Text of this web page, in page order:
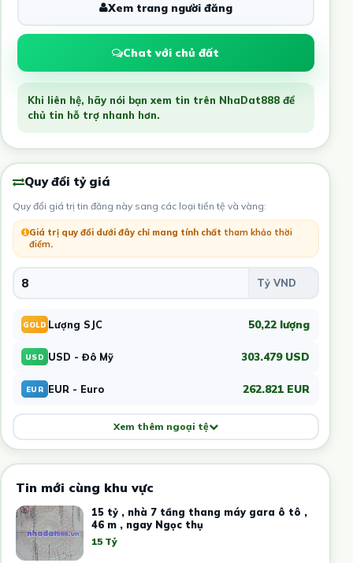
Xem trang người đăng
Chat với chủ đất
Khi liên hệ, hãy nói bạn xem tin trên NhaDat888 để
chủ tin hỗ trợ nhanh hơn.
Quy đổi tỷ giá
Quy đổi giá trị tin đăng này sang các loại tiền tệ và vàng:
Giá trị quy đổi dưới đây chỉ mang tính chất tham khảo thời
điểm.
GOLD Lượng SJC 50,22 lượng
USD USD - Đô Mỹ 303.479 USD
EUR EUR - Euro 262.821 EUR
Xem thêm ngoại tệ
Tin mới cùng khu vực
15 tỷ , nhà 7 tầng thang máy gara ô tô ,
46 m , ngay Ngọc thụ
15 Tỷ